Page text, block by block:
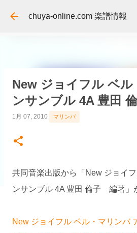
スキップしてメイン コン
chuya-online.com 楽譜情報
New ジョイフル ベル
ンサンブル 4A 豊田
1月 07, 2010 マリンバ
共同音楽出版から「New ジョイ
ンサンブル 4A 豊田 倫子 編著」
New ジョイフル ベル・マリンバ